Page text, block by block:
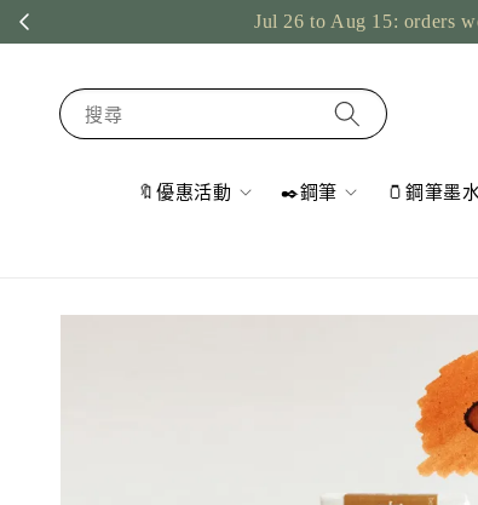
Jul 26 to Aug 15: orders
搜尋
🔖優惠活動 ✒️鋼筆 🫙鋼筆墨水